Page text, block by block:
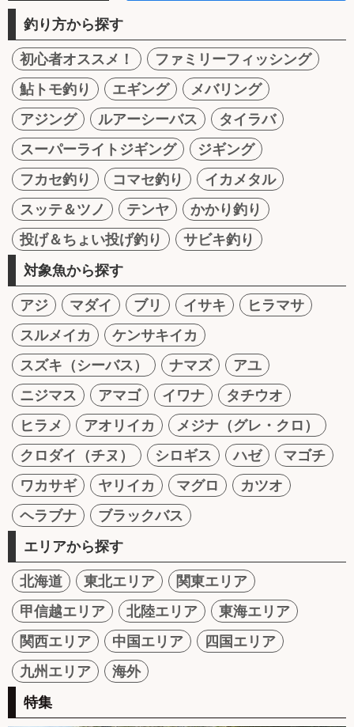
釣り方から探す
初心者オススメ！
ファミリーフィッシング
鮎トモ釣り
エギング
メバリング
アジング
ルアーシーバス
タイラバ
スーパーライトジギング
ジギング
フカセ釣り
コマセ釣り
イカメタル
スッテ＆ツノ
テンヤ
かかり釣り
投げ＆ちょい投げ釣り
サビキ釣り
対象魚から探す
アジ マダイ ブリ イサキ
ヒラマサ
スルメイカ
ケンサキイカ
スズキ（シーバス）
ナマズ
アユ
ニジマス
アマゴ イワナ
タチウオ
ヒラメ
アオリイカ
メジナ（グレ・クロ）
クロダイ（チヌ）
シロギス ハゼ
マゴチ
ワカサギ
ヤリイカ マグロ
カツオ
ヘラブナ
ブラックバス
エリアから探す
北海道 東北エリア
関東エリア
甲信越エリア
北陸エリア
東海エリア
関西エリア
中国エリア
四国エリア
九州エリア
海外
特集